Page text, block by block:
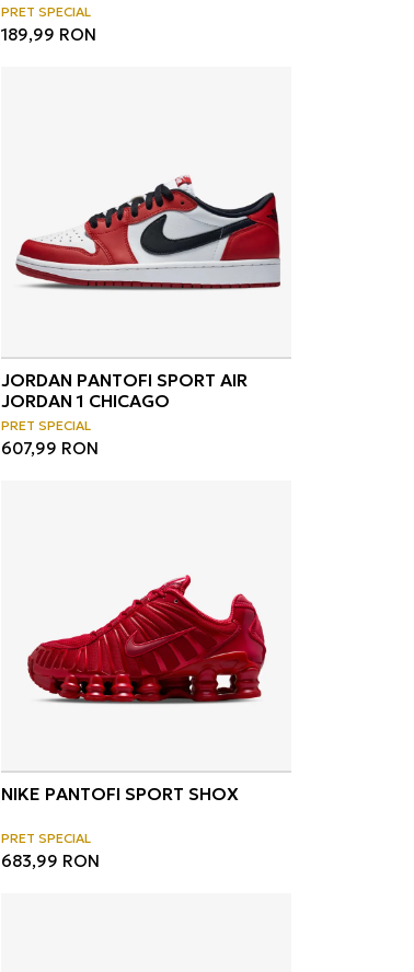
PRET SPECIAL
189,99 RON
JORDAN PANTOFI SPORT AIR
JORDAN 1 CHICAGO
PRET SPECIAL
607,99 RON
NIKE PANTOFI SPORT SHOX
PRET SPECIAL
683,99 RON